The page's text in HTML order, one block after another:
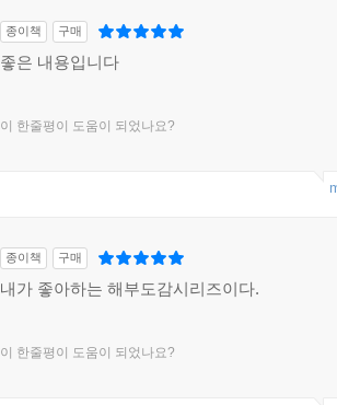
종이책 구매
좋은 내용입니다
이 한줄평이 도움이 되었나요?
종이책 구매
내가 좋아하는 해부도감시리즈이다.
이 한줄평이 도움이 되었나요?